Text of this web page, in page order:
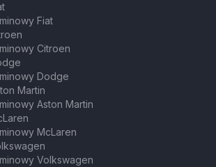
Fiat
Citroen
Dodge
Martin
Aston Martin
McLaren
Volkswagen